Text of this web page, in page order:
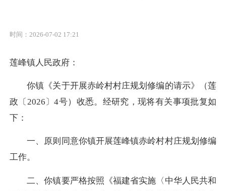
时间：2026-07-02 17:21
莲峰镇人民政府：
你镇《关于开展赤岭村村庄规划修编的请示》（莲
政〔2026〕4号）收悉。经研究，现将有关事项批复如
下：
一、原则同意你镇开展莲峰镇赤岭村村庄规划修编
工作。
二、你镇要严格按照《福建省实施〈中华人民共和